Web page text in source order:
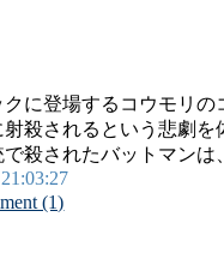
に登場するコウモリ
殺されるという悲劇
殺されたバットマン
(1)